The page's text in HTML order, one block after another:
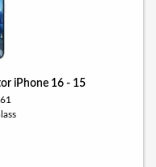
iPhone 16 - 15